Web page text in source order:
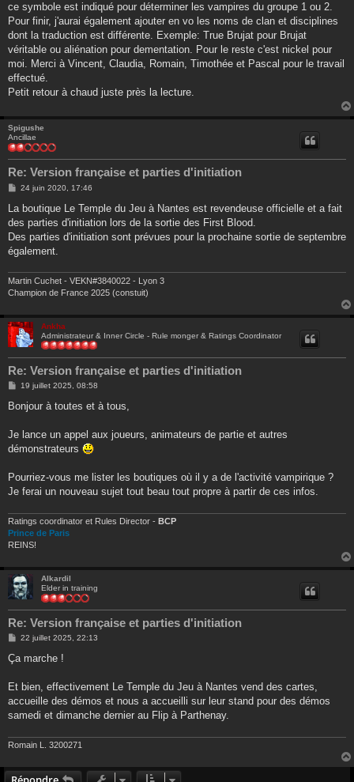
ce symbole est indiqué pour déterminer les vampires du groupe 1 ou 2.
Pour finir, j'aurai également ajouter en vo les noms de clan et disciplines
dont la traduction est différente. Exemple: True Brujat pour Brujat
véritable ou aliénation pour dementation. Pour le reste c'est nickel pour
moi. Merci à Vincent, Claudia, Romain, Timothée et Pascal pour le travail
effectué.
Petit retour à chaud juste près la lecture.
Spigushe
Ancillae
Re: Version française et parties d'initiation
M
s
a
g
24 juin 2020, 17:46
La boutique Le Temple du Jeu à Nantes est revendeuse officielle et a fait
des parties d'initiation lors de la sortie des First Blood.
Des parties d'initiation sont prévues pour la prochaine sortie de septembre
également.
Martin Cuchet - VEKN#3840022 - Lyon 3
Champion de France 2025 (constuit)
Ankha
Administrateur & Inner Circle - Rule monger & Ratings Coordinator
Re: Version française et parties d'initiation
M
s
g
19 juillet 2025, 08:58
Bonjour à toutes et à tous,
Je lance un appel aux joueurs, animateurs de partie et autres
démonstrateurs
Pourriez-vous me lister les boutiques où il y a de l'activité vampirique ?
Je ferai un nouveau sujet tout beau tout propre à partir de ces infos.
Ratings coordinator et Rules Director - BCP
Prince de Paris
REINS!
Alkardil
Elder in training
Re: Version française et parties d'initiation
M
s
g
22 juillet 2025, 22:13
Ça marche !
Et bien, effectivement Le Temple du Jeu à Nantes vend des cartes,
accueille des démos et nous a accueilli sur leur stand pour des démos
samedi et dimanche dernier au Flip à Parthenay.
Romain L. 3200271